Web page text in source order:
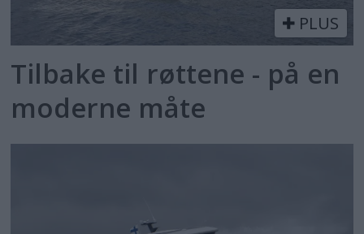
PLUS
Tilbake til røttene - på en
moderne måte